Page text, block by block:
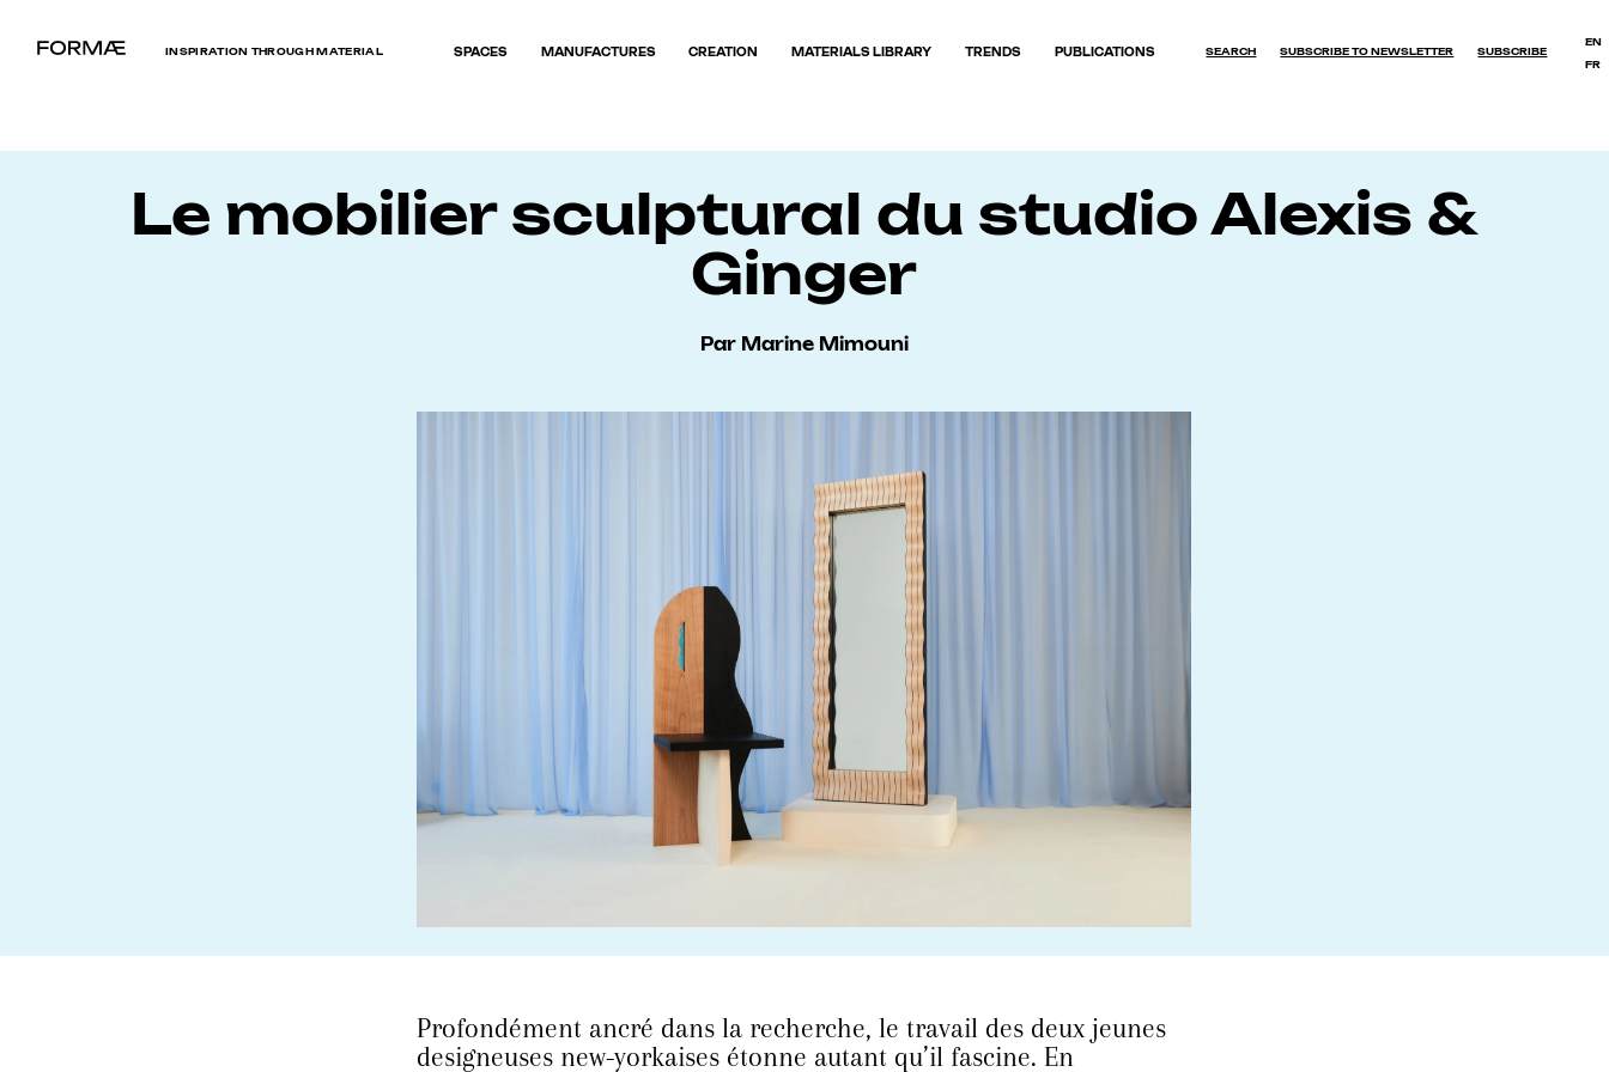
INSPIRATION THROUGH MATERIAL SPACES MANUFACTURES CREATION MATERIALS LIBRARY TRENDS PUBLICATIONS SEARCH SUBSCRIBE TO NEWSLETTER SUBSCRIBE
EN
FR
Le mobilier sculptural du studio Alexis &
Ginger
Par Marine Mimouni
Profondément ancré dans la recherche, le travail des deux jeunes
designeuses new-yorkaises étonne autant qu’il fascine. En